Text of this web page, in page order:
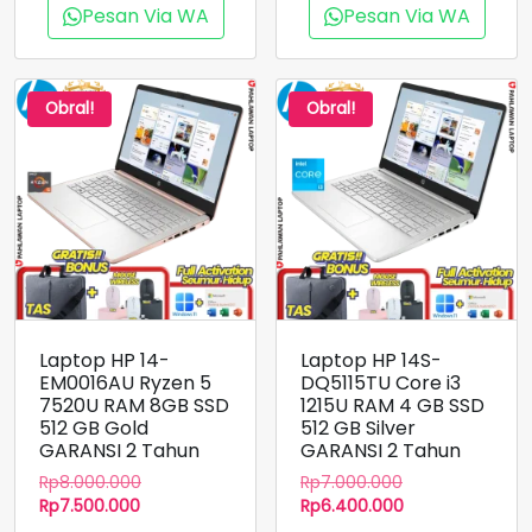
Pesan Via WA
Pesan Via WA
Obral!
Laptop HP 14-
EM0016AU Ryzen 5
7520U RAM 8GB SSD
512 GB Gold
GARANSI 2 Tahun
Rp8.000.000Harga
Rp7.500.000Harga
Obral!
Laptop HP 14S-
DQ5115TU Core i3
1215U RAM 4 GB SSD
512 GB Silver
GARANSI 2 Tahun
Rp7.000.000Harga
aslinya
Rp6.400.000Harga